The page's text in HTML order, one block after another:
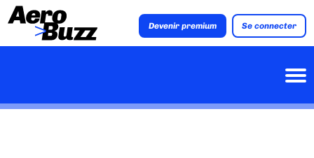
Devenir premium Se connecter